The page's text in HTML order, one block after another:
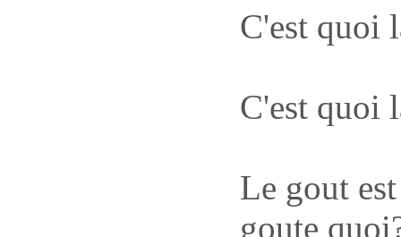
C'est quoi
C'est quoi
Le gout
goute